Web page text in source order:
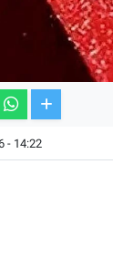
- 14:22